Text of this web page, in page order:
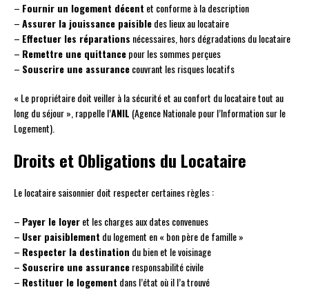
– Fournir un logement décent et conforme à la description
–Assurer la jouissance paisibledes lieux au locataire
– Effectuer les réparations nécessaires, hors dégradations du locataire
– Remettre une quittancepour les sommes perçues
– Souscrire une assurancecouvrant les risques locatifs
« Le propriétaire doit veiller à la sécurité et au confort du locataire tout au
long du séjour », rappelle l’ANIL (Agence Nationale pour l’Information sur le
Logement).
Droits et Obligations du Locataire
Le locataire saisonnier doit respecter certaines règles :
– Payer le loyeret les charges aux dates convenues
– User paisiblement du logement en « bon père de famille »
– Respecter la destination du bien et le voisinage
– Souscrire une assuranceresponsabilité civile
– Restituer le logement dans l’état où il l’a trouvé